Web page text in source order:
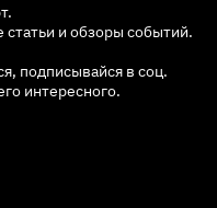
и обзоры событий.
подписывайся в соц.
интересного.